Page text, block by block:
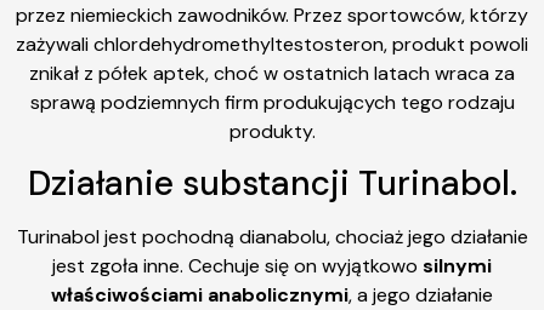
przez niemieckich zawodników. Przez sportowców, którzy
zażywali chlordehydromethyltestosteron, produkt powoli
znikał z półek aptek, choć w ostatnich latach wraca za
sprawą podziemnych firm produkujących tego rodzaju
produkty.
Działanie substancji Turinabol.
Turinabol jest pochodną dianabolu, chociaż jego działanie
jest zgoła inne. Cechuje się on wyjątkowo silnymi
właściwościami anabolicznymi, a jego działanie